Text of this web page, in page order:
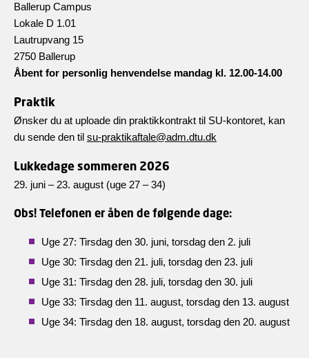
Ballerup Campus
Lokale D 1.01
Lautrupvang 15
2750 Ballerup
Åbent for personlig henvendelse mandag kl. 12.00-14.00
Praktik
Ønsker du at uploade din praktikkontrakt til SU-kontoret, kan
du sende den til su-praktikaftale@adm.dtu.dk
Lukkedage sommeren 2026
29. juni – 23. august (uge 27 – 34)
Obs! Telefonen er åben de følgende dage:
Uge 27: Tirsdag den 30. juni, torsdag den 2. juli
Uge 30: Tirsdag den 21. juli, torsdag den 23. juli
Uge 31: Tirsdag den 28. juli, torsdag den 30. juli
Uge 33: Tirsdag den 11. august, torsdag den 13. august
Uge 34: Tirsdag den 18. august, torsdag den 20. august